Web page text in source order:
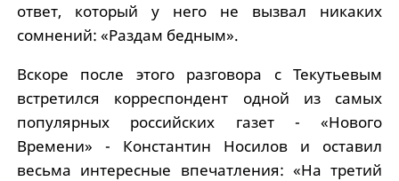
ответ, который у него не вызвал никаких
сомнений: «Раздам бедным».
Вскоре после этого разговора с Текутьевым
встретился корреспондент одной из самых
популярных российских газет - «Нового
Времени» - Константин Носилов и оставил
весьма интересные впечатления: «На третий